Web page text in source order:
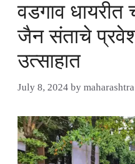
वडगाव धायरीत
जैन संताचे
उत्साहात
July 8, 2024 by